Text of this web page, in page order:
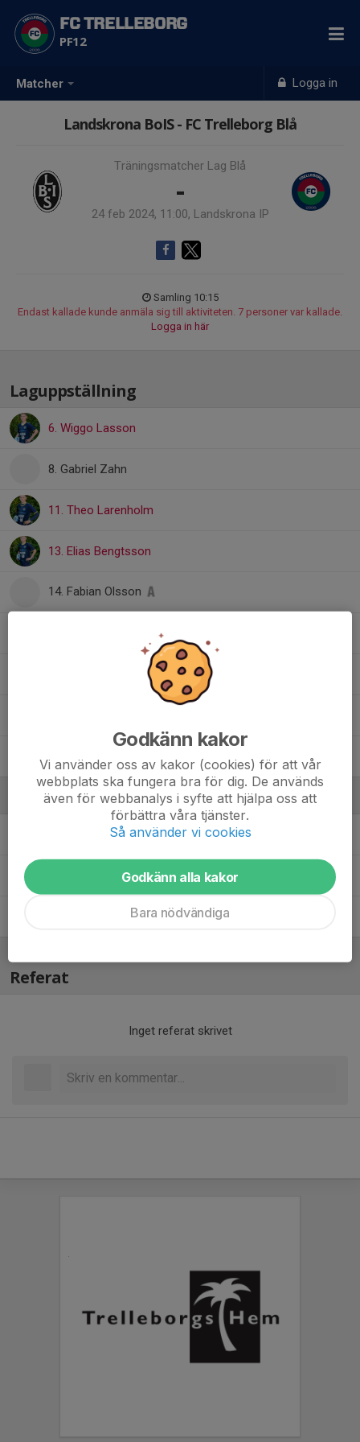
Matcher Logga in
FC TRELLEBORG
PF12
Landskrona BoIS - FC Trelleborg Blå
Träningsmatcher Lag Blå
-
24 feb 2024, 11:00, Landskrona IP
Samling 10:15
Endast kallade kunde anmäla sig till aktiviteten. 7 personer var kallade.
Logga in här
Laguppställning
6. Wiggo Lasson
8. Gabriel Zahn
11. Theo Larenholm
13. Elias Bengtsson
14. Fabian Olsson
16. Lukas Jönsson Björklund
21. Noa Bygdemark
99. Wiggo Söderberg
Ledare
Daniel LarenholmAnsv. Tränare
Johan JönssonTränare
Johnny SöderbergTränare
Referat
Inget referat skrivet
Godkänn kakor
Vi använder oss av kakor (cookies) för att vår
webbplats ska fungera bra för dig. De används
även för webbanalys i syfte att hjälpa oss att
förbättra våra tjänster.
Så använder vi cookies
Godkänn alla kakor
Bara nödvändiga